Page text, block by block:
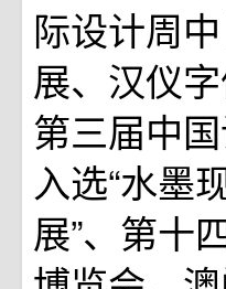
际设计周
展、汉仪
第三届中
入选“水墨
展”、第十